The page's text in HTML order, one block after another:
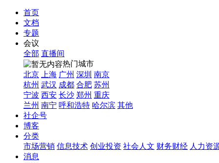
首页
文档
专题
会议
全部 直播间
热门城市
北京
上海 广州 深圳 南京
杭州 武汉 成都 合肥 苏州
宁波 西安 长沙 郑州 重庆
兰州 南宁 呼和浩特 哈尔滨 其他
社企号
博客
分类
市场营销 信息技术 创业投资 社会人文 财务财经 人力资
消息